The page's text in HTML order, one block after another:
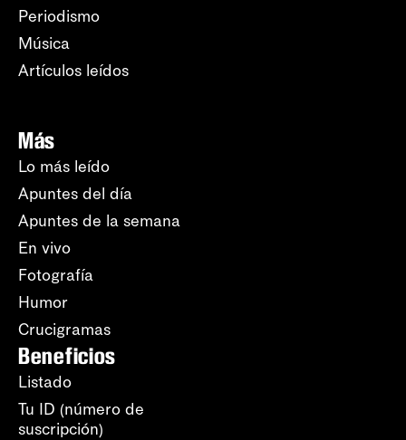
Periodismo
Música
Artículos leídos
Más
Lo más leído
Apuntes del día
Apuntes de la semana
En vivo
Fotografía
Humor
Crucigramas
Beneficios
Listado
Tu ID (número de
suscripción)